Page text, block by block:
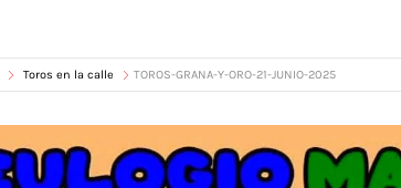
Toros en la calle TOROS-GRANA-Y-ORO-21-JUNIO-2025